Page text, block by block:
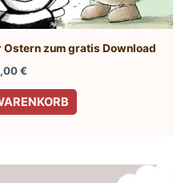
zum gratis Download
€